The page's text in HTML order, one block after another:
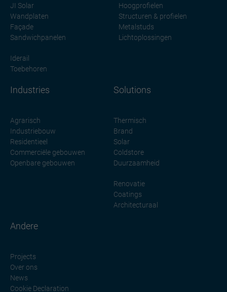
JI Solar
Wandplaten
Façade
Sandwichpanelen
Hoogprofielen
Structuren & profielen
Metalstuds
Lichtoplossingen
Iderail
Toebehoren
Industries
Agrarisch
Industriebouw
Residentieel
Commerciële gebouwen
Openbare gebouwen
Solutions
Thermisch
Brand
Solar
Coldstore
Duurzaamheid
Renovatie
Coatings
Architecturaal
Andere
Projects
Over ons
News
Cookie Declaration